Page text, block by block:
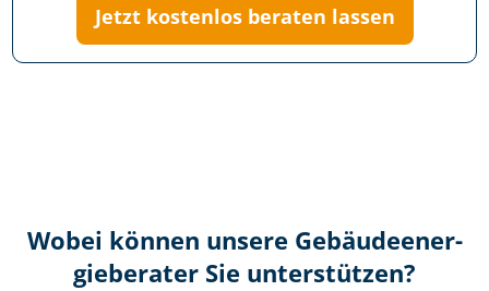
Jetzt kostenlos beraten lassen
Wobei können unsere Ge­bäu­de­en­er­
gie­be­ra­ter Sie unterstützen?